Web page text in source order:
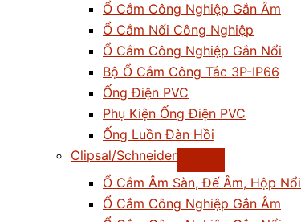
Ổ Cắm Công Nghiệp Gắn Âm
Ổ Cắm Nối Công Nghiệp
Ổ Cắm Công Nghiệp Gắn Nổi
Bộ Ổ Cắm Công Tắc 3P-IP66
Ống Điện PVC
Phụ Kiện Ống Điện PVC
Ống Luồn Đàn Hồi
Clipsal/Schneider
Ổ Cắm Âm Sàn, Đế Âm, Hộp Nổi
Ổ Cắm Công Nghiệp Gắn Âm